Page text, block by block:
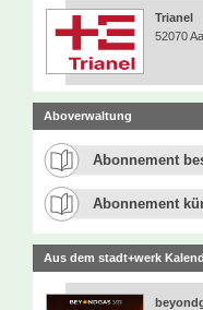
Trianel
52070
Aboverwaltung
Abonnement
Abonnement
Aus dem stadt+werk